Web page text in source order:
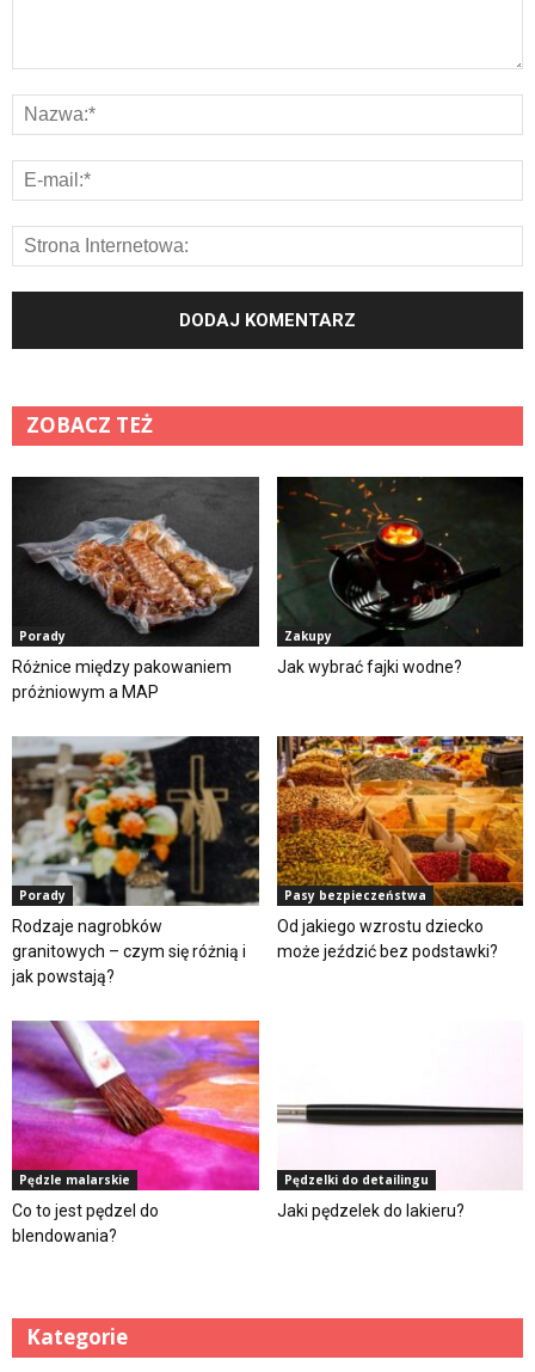
ZOBACZ TEŻ
Porady
Różnice między pakowaniem
próżniowym a MAP
Zakupy
Jak wybrać fajki wodne?
Porady
Rodzaje nagrobków
granitowych – czym się różnią i
jak powstają?
Pasy bezpieczeństwa
Od jakiego wzrostu dziecko
może jeździć bez podstawki?
Pędzle malarskie
Co to jest pędzel do
blendowania?
Pędzelki do detailingu
Jaki pędzelek do lakieru?
Kategorie